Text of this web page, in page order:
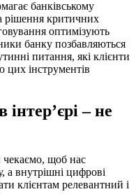
банківському
рішення критичних
оптимізують
банку позбавляються
питання, які клієнти
інструментів
– не
щоб нас
внутрішні цифрові
клієнтам релевантний і